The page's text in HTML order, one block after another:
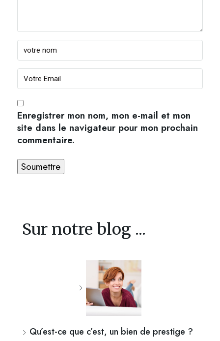
Enregistrer mon nom, mon e-mail et mon
site dans le navigateur pour mon prochain
commentaire.
Sur notre blog ...
Qu’est-ce que c’est, un bien de prestige ?